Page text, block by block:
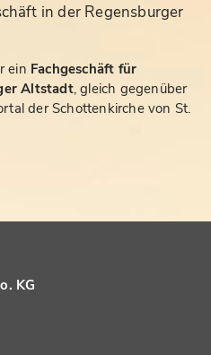
in der Regensburger
ein Fachgeschäft für
Altstadt, gleich gegenüber
der Schottenkirche von St.
KG